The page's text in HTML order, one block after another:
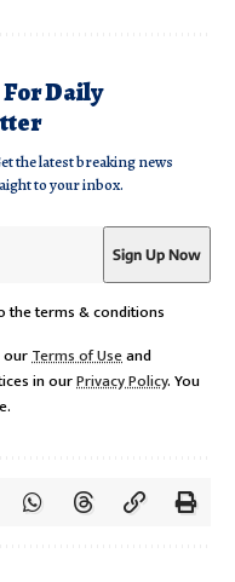
For Daily
the latest breaking news
to your inbox.
the terms & conditions
ourTerms of Useand
in ourPrivacy Policy. You